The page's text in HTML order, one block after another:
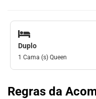
Duplo
1 Cama (s) Queen
Regras da